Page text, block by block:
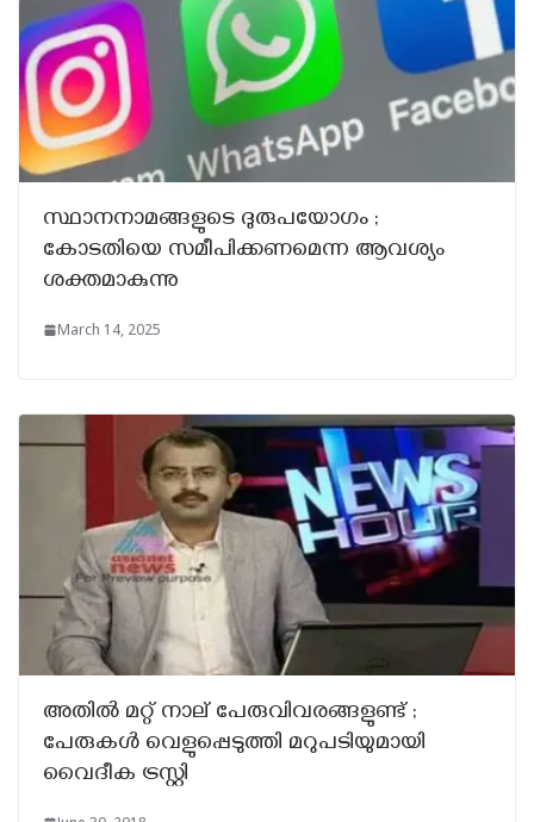
സ്ഥാനനാമങ്ങളുടെ ദുരുപയോഗം ;
കോടതിയെ സമീപിക്കണമെന്ന ആവശ്യം
ശക്തമാകുന്നു
March 14, 2025
അതിൽ മറ്റ് നാല് പേരുവിവരങ്ങളുണ്ട് ;
പേരുകൾ വെളുപ്പെടുത്തി മറുപടിയുമായി
വൈദീക ട്രസ്റ്റി